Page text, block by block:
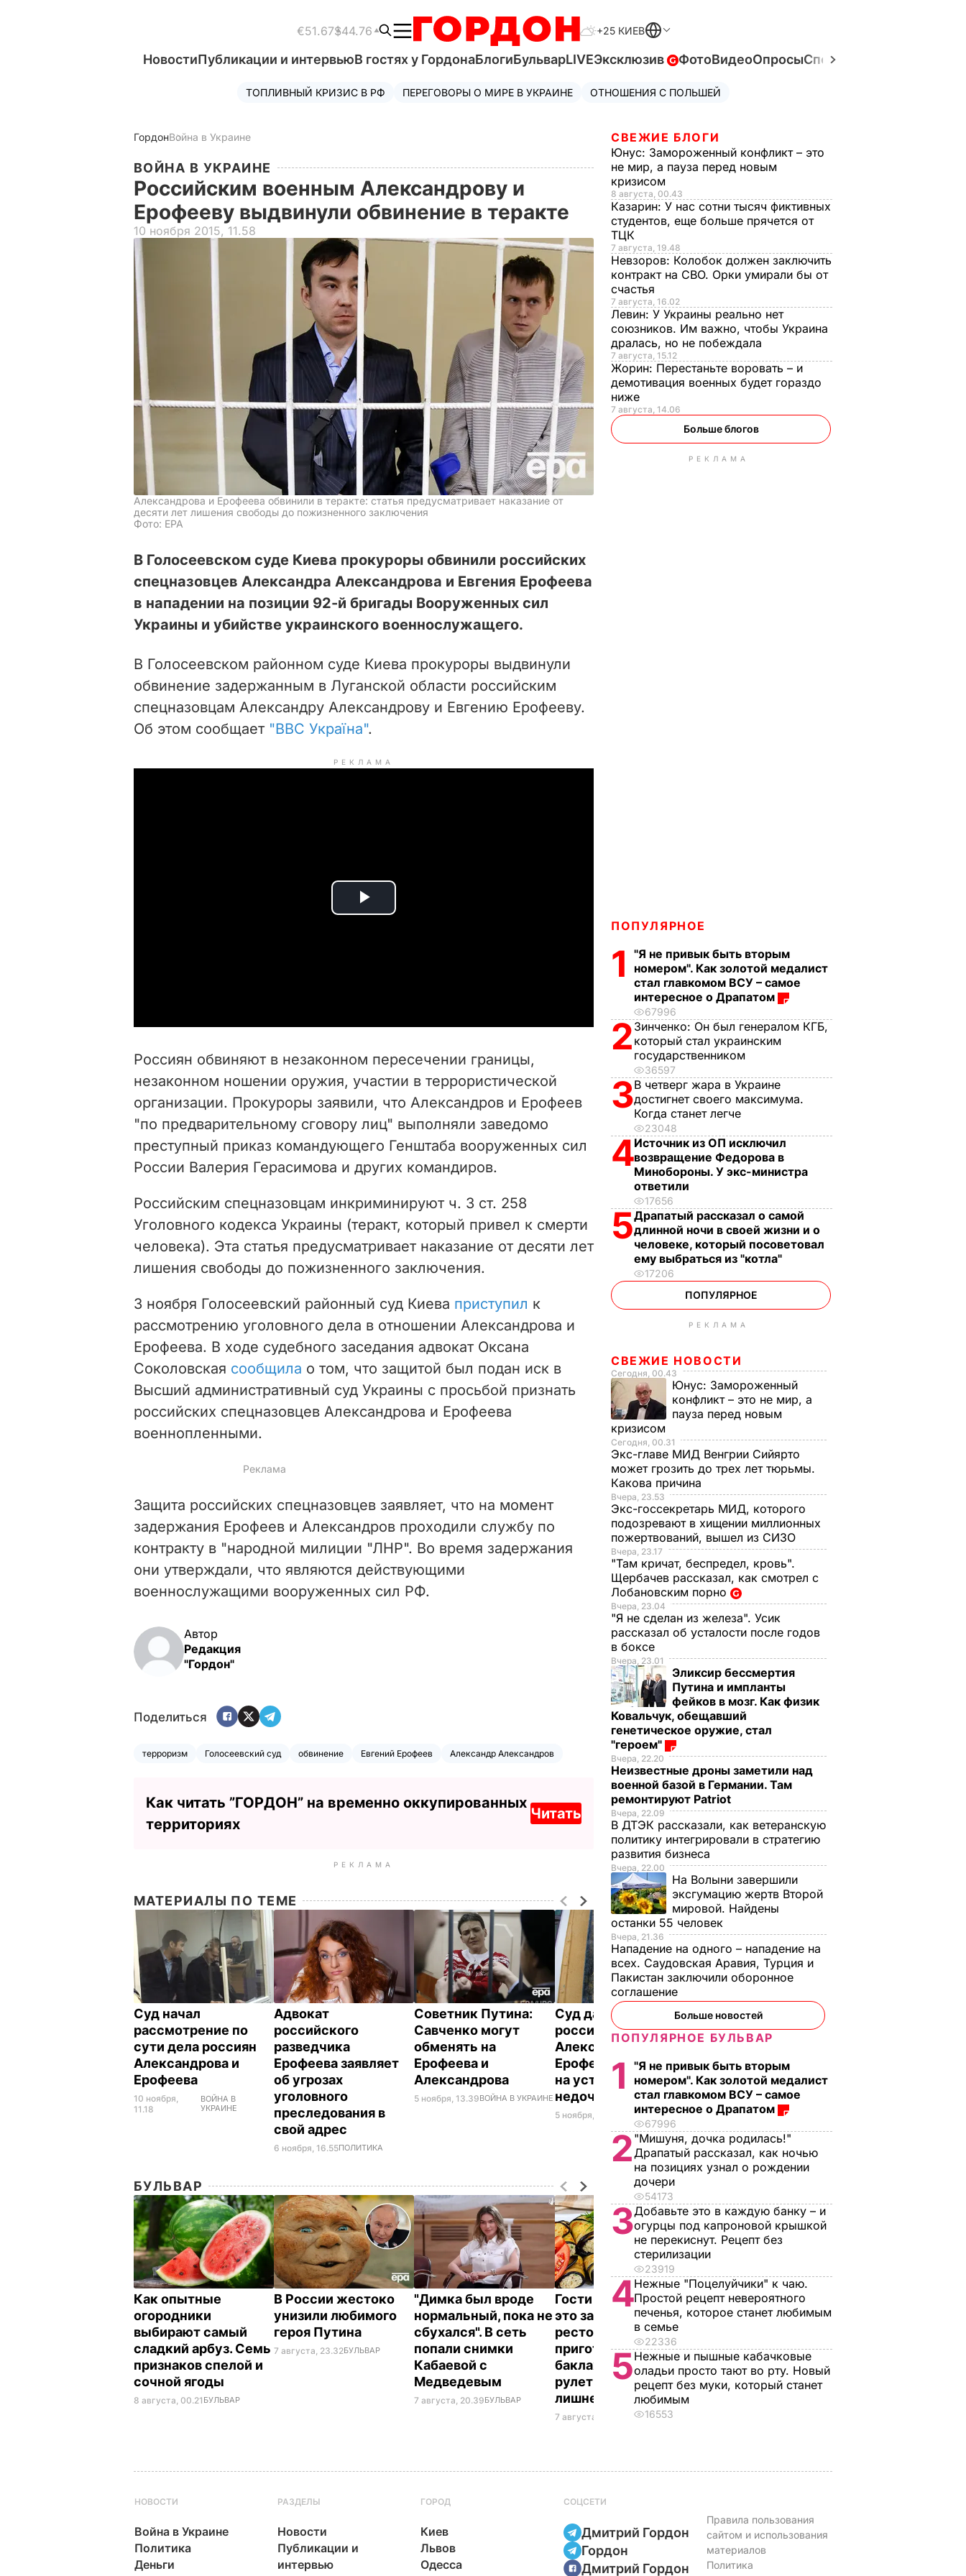
€51.67$44.76 +25 КИЕВ
НовостиПубликации и интервьюВ гостях у ГордонаБлогиБульварLIVEЭксклюзив ФотоВидеоОпросыСпецпроекты
ТОПЛИВНЫЙ КРИЗИС В РФ ПЕРЕГОВОРЫ О МИРЕ В УКРАИНЕ ОТНОШЕНИЯ С ПОЛЬШЕЙ
ГордонВойна в Украине
ВОЙНА В УКРАИНЕ
Российским военным Александрову и
Ерофееву выдвинули обвинение в теракте
10 ноября 2015, 11.58
Александрова и Ерофеева обвинили в теракте: статья предусматривает наказание от
десяти лет лишения свободы до пожизненного заключения
Фото: EPA
В Голосеевском суде Киева прокуроры обвинили российских
спецназовцев Александра Александрова и Евгения Ерофеева
в нападении на позиции 92-й бригады Вооруженных сил
Украины и убийстве украинского военнослужащего.
В Голосеевском районном суде Киева прокуроры выдвинули
обвинение задержанным в Луганской области российским
спецназовцам Александру Александрову и Евгению Ерофееву.
Об этом сообщает "BBC Україна".
РЕКЛАМА
P
i
d
e
o
Россиян обвиняют в незаконном пересечении границы,
незаконном ношении оружия, участии в террористической
организации. Прокуроры заявили, что Александров и Ерофеев
"по предварительному сговору лиц" выполняли заведомо
преступный приказ командующего Генштаба вооруженных сил
России Валерия Герасимова и других командиров.
Российским спецназовцам инкриминируют ч. 3 ст. 258
Уголовного кодекса Украины (теракт, который привел к смерти
человека). Эта статья предусматривает наказание от десяти лет
лишения свободы до пожизненного заключения.
3 ноября Голосеевский районный суд Киева приступил к
рассмотрению уголовного дела в отношении Александрова и
Ерофеева. В ходе судебного заседания адвокат Оксана
Соколовская сообщила о том, что защитой был подан иск в
Высший административный суд Украины с просьбой признать
российских спецназовцев Александрова и Ерофеева
военнопленными.
Защита российских спецназовцев заявляет, что на момент
задержания Ерофеев и Александров проходили службу по
контракту в "народной милиции "ЛНР". Во время задержания
они утверждали, что являются действующими
военнослужащими вооруженных сил РФ.
Автор
Редакция
"Гордон"
Поделиться
терроризм Голосеевский суд обвинение Евгений Ерофеев Александр Александров
Как читать ”ГОРДОН” на временно оккупированных
территориях
Читать
РЕКЛАМА
МАТЕРИАЛЫ ПО ТЕМЕ
Суд начал
рассмотрение по
сути дела россиян
Александрова и
Ерофеева
10 ноября,
11.18
ВОЙНА В
УКРАИНЕ
Адвокат
российского
разведчика
Ерофеева заявляет
об угрозах
уголовного
преследования в
свой адрес
6 ноября, 16.55ПОЛИТИКА
Советник Путина:
Савченко могут
обменять на
Ерофеева и
Александрова
5 ноября, 13.39ВОЙНА В УКРАИНЕ
Суд дал защите
российских военных
Александрова и
Ерофеева пять дней
на устранение
недочетов в исках
5 ноября, 12.21 ВОЙНА В УКРАИНЕ
Высший админсуд
получил иск защиты
российских
спецназовцев
Александрова и
Ерофеева о
признании их
военнопленными
3 ноября, 12.27
БУЛЬВАР
Как опытные
огородники
выбирают самый
сладкий арбуз. Семь
признаков спелой и
сочной ягоды
8 августа, 00.21 БУЛЬВАР
В России жестоко
унизили любимого
героя Путина
7 августа, 23.32БУЛЬВАР
"Димка был вроде
нормальный, пока не
сбухался". В сеть
попали снимки
Кабаевой с
Медведевым
7 августа, 20.39БУЛЬВАР
Гости думают, что
это закуска из
ресторана. Как
приготовить нежные
баклажанные
рулетики без
лишнего жира
7 августа, 20.17 БУЛЬВАР
"Ничего навязывать
не буду". Драпатый
профессию выбрал
его сын
7 августа, 19.44БУЛЬВАР
СВЕЖИЕ БЛОГИ
Юнус: Замороженный конфликт – это
не мир, а пауза перед новым
кризисом
8 августа, 00.43
Казарин: У нас сотни тысяч фиктивных
студентов, еще больше прячется от
ТЦК
7 августа, 19.48
Невзоров: Колобок должен заключить
контракт на СВО. Орки умирали бы от
счастья
7 августа, 16.02
Левин: У Украины реально нет
союзников. Им важно, чтобы Украина
дралась, но не побеждала
7 августа, 15.12
Жорин: Перестаньте воровать – и
демотивация военных будет гораздо
ниже
7 августа, 14.06
Больше блогов
РЕКЛАМА
ПОПУЛЯРНОЕ
1
"Я не привык быть вторым
номером". Как золотой медалист
стал главкомом ВСУ – самое
интересное о Драпатом
67996
2 Зинченко: Он был генералом КГБ,
который стал украинским
государственником
36597
3В четверг жара в Украине
достигнет своего максимума.
Когда станет легче
23048
4Источник из ОП исключил
возвращение Федорова в
Минобороны. У экс-министра
ответили
17656
5Драпатый рассказал о самой
длинной ночи в своей жизни и о
человеке, который посоветовал
ему выбраться из "котла"
17206
ПОПУЛЯРНОЕ
РЕКЛАМА
СВЕЖИЕ НОВОСТИ
Сегодня, 00.43
Юнус: Замороженный
конфликт – это не мир, а
пауза перед новым
кризисом
Сегодня, 00.31
Экс-главе МИД Венгрии Сийярто
может грозить до трех лет тюрьмы.
Какова причина
Вчера, 23.53
Экс-госсекретарь МИД, которого
подозревают в хищении миллионных
пожертвований, вышел из СИЗО
Вчера, 23.17
"Там кричат, беспредел, кровь".
Щербачев рассказал, как смотрел с
Лобановским порно
Вчера, 23.04
"Я не сделан из железа". Усик
рассказал об усталости после годов
в боксе
Вчера, 23.01
Эликсир бессмертия
Путина и импланты
фейков в мозг. Как физик
Ковальчук, обещавший
генетическое оружие, стал
"героем"
Вчера, 22.20
Неизвестные дроны заметили над
военной базой в Германии. Там
ремонтируют Patriot
Вчера, 22.09
В ДТЭК рассказали, как ветеранскую
политику интегрировали в стратегию
развития бизнеса
Вчера, 22.00
На Волыни завершили
эксгумацию жертв Второй
мировой. Найдены
останки 55 человек
Вчера, 21.36
Нападение на одного – нападение на
всех. Саудовская Аравия, Турция и
Пакистан заключили оборонное
соглашение
Больше новостей
ПОПУЛЯРНОЕ БУЛЬВАР
1
"Я не привык быть вторым
номером". Как золотой медалист
стал главкомом ВСУ – самое
интересное о Драпатом
67996
2 "Мишуня, дочка родилась!"
Драпатый рассказал, как ночью
на позициях узнал о рождении
дочери
54173
3Добавьте это в каждую банку – и
огурцы под капроновой крышкой
не перекиснут. Рецепт без
стерилизации
23919
4Нежные "Поцелуйчики" к чаю.
Простой рецепт невероятного
печенья, которое станет любимым
в семье
22336
5Нежные и пышные кабачковые
оладьи просто тают во рту. Новый
рецепт без муки, который станет
любимым
16553
НОВОСТИ
Война в Украине
Политика
Деньги
РАЗДЕЛЫ
Новости
Публикации и
интервью
ГОРОД
Киев
Львов
Одесса
СОЦСЕТИ
Дмитрий Гордон
Гордон
Дмитрий Гордон
Правила пользования
сайтом и использования
материалов
Политика